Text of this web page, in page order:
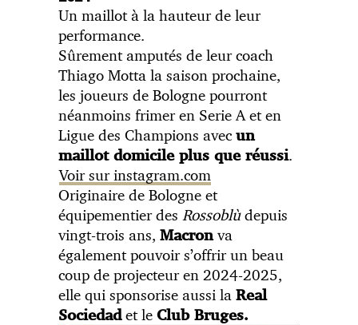
Un maillot à la hauteur de leur
performance.
Sûrement amputés de leur coach
Thiago Motta la saison prochaine,
les joueurs de Bologne pourront
néanmoins frimer en Serie A et en
Ligue des Champions avecun
maillot domicile plus que réussi.
Voir sur instagram.com
Originaire de Bologne et
équipementier des Rossoblùdepuis
vingt-trois ans,Macronva
également pouvoir s’offrir un beau
coup de projecteur en 2024-2025,
elle qui sponsorise aussi laReal
Sociedadet leClub Bruges.